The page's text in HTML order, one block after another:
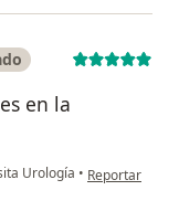
en la
Urología • en opinión del
Reportar